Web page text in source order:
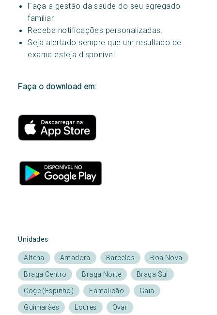
Faça a gestão da saúde do seu agregado
familiar.
Receba notificações personalizadas.
Seja alertado sempre que um resultado de
exame esteja disponível.
Faça o download em:
Unidades
Alfena Amadora Barcelos
Boa Nova
Braga Centro
Braga Norte
Braga Sul
Coge (Espinho)
Famalicão
Gaia
Guimarães
Loures Ovar